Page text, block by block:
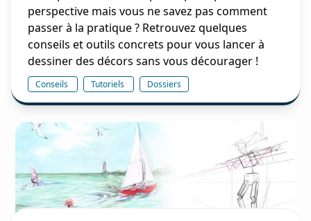
perspective mais vous ne savez pas comment
passer à la pratique ? Retrouvez quelques
conseils et outils concrets pour vous lancer à
dessiner des décors sans vous décourager !
Conseils Tutoriels Dossiers